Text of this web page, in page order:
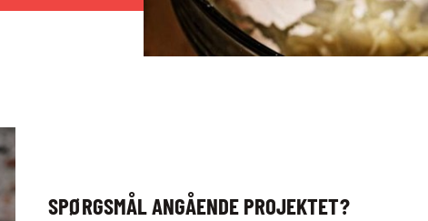
SPØRGSMÅL ANGÅENDE PROJEKTET?